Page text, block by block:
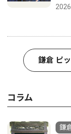
鎌倉 ピ
コラム
鎌